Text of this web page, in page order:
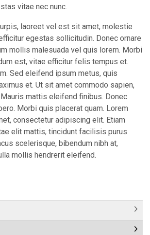
vitae nec nunc.
laoreet vel est sit amet, molestie
egestas sollicitudin. Donec ornare
mollis malesuada vel quis lorem. Morbi
est, vitae efficitur felis tempus et.
Sed eleifend ipsum metus, quis
et. Ut sit amet commodo sapien,
mattis eleifend finibus. Donec
Morbi quis placerat quam. Lorem
consectetur adipiscing elit. Etiam
elit mattis, tincidunt facilisis purus
scelerisque, bibendum nibh at,
mollis hendrerit eleifend.